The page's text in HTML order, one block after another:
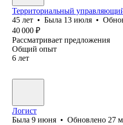
Территориальный
45 лет • Была 13 июля •
40 000 ₽
Рассматривает предложения
Общий опыт
6 лет
Логист
Была 9 июня • Обновлено 27